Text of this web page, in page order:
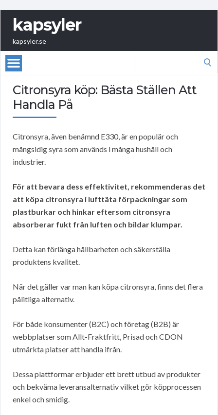
kapsyler
kapsyler.se
Citronsyra köp: Bästa Ställen Att
Handla På
Citronsyra, även benämnd E330, är en populär och
mångsidig syra som används i många hushåll och
industrier.
För att bevara dess effektivitet, rekommenderas det
att köpa citronsyra i lufttäta förpackningar som
plastburkar och hinkar eftersom citronsyra
absorberar fukt från luften och bildar klumpar.
Detta kan förlänga hållbarheten och säkerställa
produktens kvalitet.
När det gäller var man kan köpa citronsyra, finns det flera
pålitliga alternativ.
För både konsumenter (B2C) och företag (B2B) är
webbplatser som Allt-Fraktfritt, Prisad och CDON
utmärkta platser att handla ifrån.
Dessa plattformar erbjuder ett brett utbud av produkter
och bekväma leveransalternativ vilket gör köpprocessen
enkel och smidig.